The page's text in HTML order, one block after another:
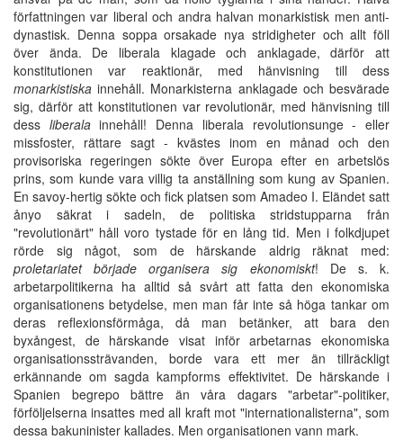
författningen var liberal och andra halvan monarkistisk men anti-
dynastisk. Denna soppa orsakade nya stridigheter och allt föll
över ända. De liberala klagade och anklagade, därför att
konstitutionen var reaktionär, med hänvisning till dess
monarkistiska innehåll. Monarkisterna anklagade och besvärade
sig, därför att konstitutionen var revolutionär, med hänvisning till
dess liberalainnehåll! Denna liberala revolutionsunge - eller
missfoster, rättare sagt - kvästes inom en månad och den
provisoriska regeringen sökte över Europa efter en arbetslös
prins, som kunde vara villig ta anställning som kung av Spanien.
En savoy-hertig sökte och fick platsen som Amadeo I. Eländet satt
ånyo säkrat i sadeln, de politiska stridstupparna från
"revolutionärt" håll voro tystade för en lång tid. Men i folkdjupet
rörde sig något, som de härskande aldrig räknat med:
proletariatet började organisera sig ekonomiskt! De s. k.
arbetarpolitikerna ha alltid så svårt att fatta den ekonomiska
organisationens betydelse, men man får inte så höga tankar om
deras reflexionsförmåga, då man betänker, att bara den
byxångest, de härskande visat inför arbetarnas ekonomiska
organisationssträvanden, borde vara ett mer än tillräckligt
erkännande om sagda kampforms effektivitet. De härskande i
Spanien begrepo bättre än våra dagars "arbetar"-politiker,
förföljelserna insattes med all kraft mot "internationalisterna", som
dessa bakuninister kallades. Men organisationen vann mark.